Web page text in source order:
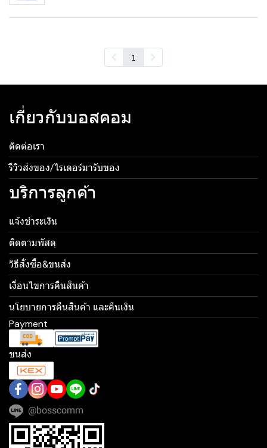
1
เกี่ยวกับบอสคอม
ติดต่อเรา
รีวิวส่งของ/ไรเดอร์มารับของ
บริการลูกค้า
แจ้งชำระเงิน
ติดตามพัสดุ
วิธีสั่งซื้อ&ขนส่ง
เงื่อนไขการคืนสินค้า
นโยบายการคืนสินค้า และคืนเงิน
Payment
ขนส่ง
@bosscomm